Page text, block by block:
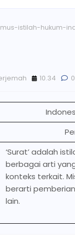
istilah-hukum-
10.34
‘Surat’ adalah
berbagai arti
konteks terkait.
berarti
lain.